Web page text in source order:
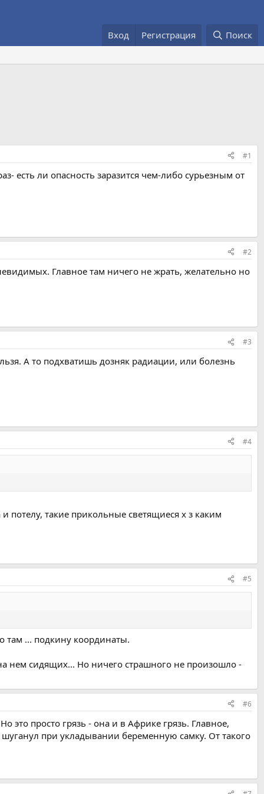
Вход Регистрация Поиск
#1
есть ли опасность заразится чем-либо сурьезным от
#2
Главное там ничего не жрать, желательно но
#3
А то подхватишь дозняк радиации, или болезнь
#4
такие прикольные светящиеся х з каким
#5
там ... подкину координаты.
нем сидящих... Но ничего страшного не произошло -
#6
это просто грязь - она и в Африке грязь. Главное,
при укладывании беременную самку. От такого